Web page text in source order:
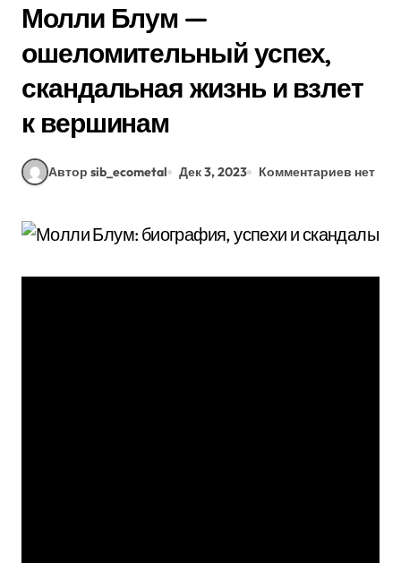
Молли Блум —
ошеломительный успех,
скандальная жизнь и взлет
к вершинам
Автор sib_ecometal Дек 3, 2023 Комментариев нет